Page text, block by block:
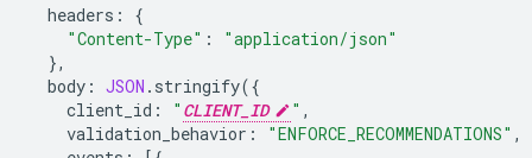
headers :
{
"Content-Type" :
"application/json"
},
body : JSON . stringify({
client_id : " CLIENT_ID " ,
validation_behavior : "ENFORCE_RECOMMENDATIONS" ,